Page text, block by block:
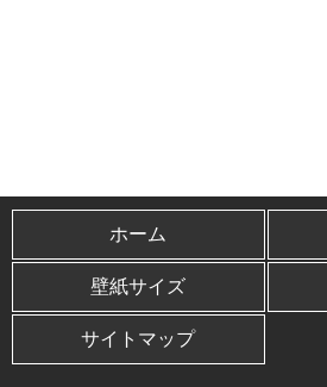
ホーム
壁紙サイズ
サイトマップ